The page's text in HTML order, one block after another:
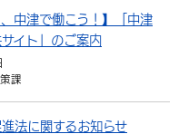
、中津で働こう！】「中津
イト」のご案内
課
法に関するお知らせ